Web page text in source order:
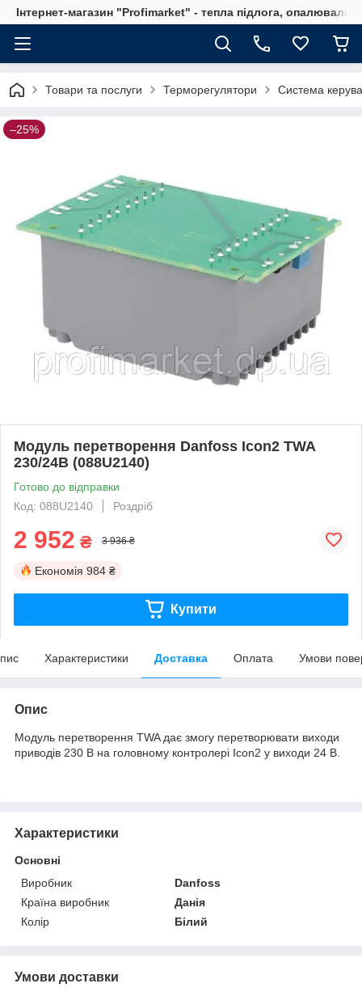
Інтернет-магазин "Profimarket" - тепла підлога,
Товари та послуги Терморегулятори Система
–25%
Модуль перетворення Danfoss Icon2 TWA
230/24В (088U2140)
Готово до відправки
Код: 088U2140
Роздріб
2 952 ₴ 3 936 ₴
Економія 984 ₴
Купити
Характеристики Доставка Оплата Умови
Опис
Модуль перетворення TWA дає змогу перетворювати виходи
приводів 230 В на головному контролері Icon2 у виходи 24 В.
Характеристики
Основні
Виробник
Danfoss
Країна виробник
Данія
Колір
Білий
Умови доставки